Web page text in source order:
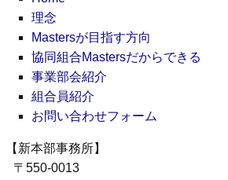
理念
Mastersが目指す方向
協同組合Mastersだからできる
事業部会紹介
組合員紹介
お問い合わせフォーム
【新本部事務所】
〒550-0013